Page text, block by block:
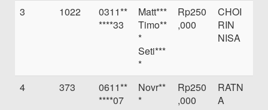
3 1022
0311**
****33
Matt***
Timo**
*
Seti***
*
Rp250
,000
CHOI
RIN
NISA
4 373
0611**
****07
Novr**
*
Rp250
,000
RATN
A